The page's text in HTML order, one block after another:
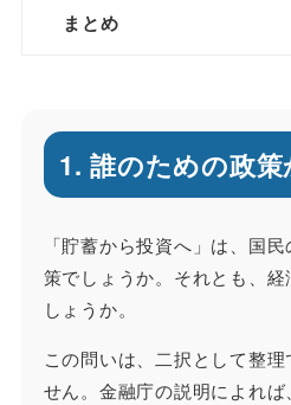
まとめ
1. 誰のための政策
「貯蓄から投資へ」は、国
策でしょうか。それとも、
しょうか。
この問いは、二択として整
せん。金融庁の説明によれ